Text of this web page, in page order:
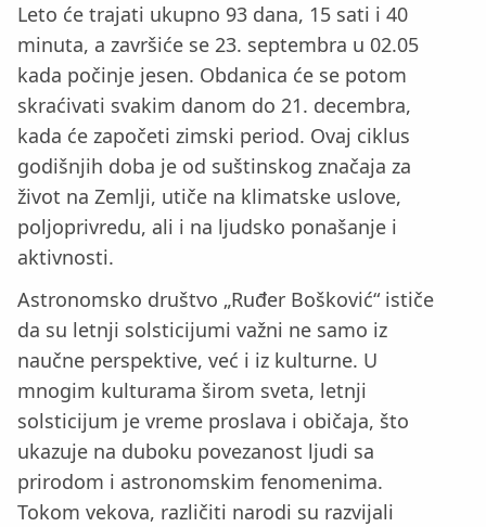
Leto će trajati ukupno 93 dana, 15 sati i 40
minuta, a završiće se 23. septembra u 02.05
kada počinje jesen. Obdanica će se potom
skraćivati svakim danom do 21. decembra,
kada će započeti zimski period. Ovaj ciklus
godišnjih doba je od suštinskog značaja za
život na Zemlji, utiče na klimatske uslove,
poljoprivredu, ali i na ljudsko ponašanje i
aktivnosti.
Astronomsko društvo „Ruđer Bošković“ ističe
da su letnji solsticijumi važni ne samo iz
naučne perspektive, već i iz kulturne. U
mnogim kulturama širom sveta, letnji
solsticijum je vreme proslava i običaja, što
ukazuje na duboku povezanost ljudi sa
prirodom i astronomskim fenomenima.
Tokom vekova, različiti narodi su razvijali